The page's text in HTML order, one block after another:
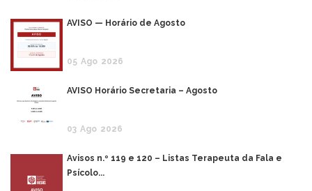
AVISO — Horário de Agosto
05 Ago 2026
AVISO Horário Secretaria – Agosto
03 Ago 2026
Avisos n.º 119 e 120 – Listas Terapeuta da Fala e
Psícolo...